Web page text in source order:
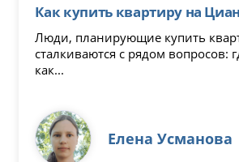
Как купить квартиру на
Люди, планирующие купить
сталкиваются с рядом вопросов:
как...
Елена Усманова